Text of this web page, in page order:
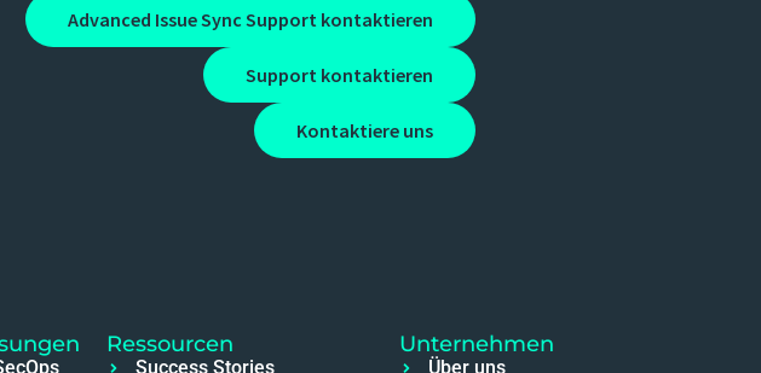
Advanced Issue Sync Support kontaktieren
Support kontaktieren
Kontaktiere uns
Ressourcen
Success Stories
Unternehmen
Über uns